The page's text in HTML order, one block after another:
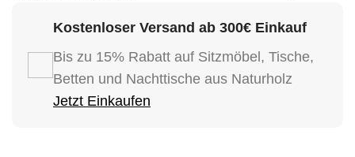
Kostenloser Versand ab 300€ Einkauf
Bis zu 15% Rabatt auf Sitzmöbel, Tische,
Betten und Nachttische aus Naturholz
Jetzt Einkaufen